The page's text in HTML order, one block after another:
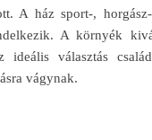
A ház sport-,
A környék
ideális választás
vágynak.